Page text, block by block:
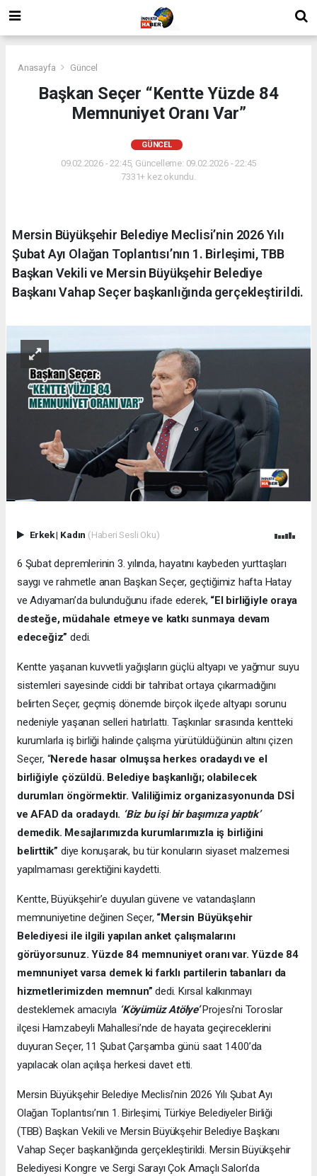
Anasayfa Güncel
Başkan Seçer “Kentte Yüzde 84
Memnuniyet Oranı Var”
GÜNCEL
09.02.2026 - 22:45, Güncelleme: 09.02.2026 - 22:45
7331+ kez okundu.
Mersin Büyükşehir Belediye Meclisi’nin 2026 Yılı
Şubat Ayı Olağan Toplantısı’nın 1. Birleşimi, TBB
Başkan Vekili ve Mersin Büyükşehir Belediye
Başkanı Vahap Seçer başkanlığında gerçekleştirildi.
Erkek| Kadın (Haberi Sesli Oku)
6 Şubat depremlerinin 3. yılında, hayatını kaybeden yurttaşları
saygı ve rahmetle anan Başkan Seçer, geçtiğimiz hafta Hatay
ve Adıyaman’da bulunduğunu ifade ederek, “El birliğiyle oraya
desteğe, müdahale etmeye ve katkı sunmaya devam
edeceğiz”dedi.
Kentte yaşanan kuvvetli yağışların güçlü altyapı ve yağmur suyu
sistemleri sayesinde ciddi bir tahribat ortaya çıkarmadığını
belirten Seçer, geçmiş dönemde birçok ilçede altyapı sorunu
nedeniyle yaşanan selleri hatırlattı. Taşkınlar sırasında kentteki
kurumlarla iş birliği halinde çalışma yürütüldüğünün altını çizen
Seçer, “Nerede hasar olmuşsa herkes oradaydı ve el
birliğiyle çözüldü. Belediye başkanlığı; olabilecek
durumları öngörmektir. Valiliğimiz organizasyonunda DSİ
ve AFAD da oradaydı. ‘Biz bu işi bir başımıza yaptık’
demedik. Mesajlarımızda kurumlarımızla iş birliğini
belirttik” diye konuşarak, bu tür konuların siyaset malzemesi
yapılmaması gerektiğini kaydetti.
Kentte, Büyükşehir’e duyulan güvene ve vatandaşların
memnuniyetine değinen Seçer, “Mersin Büyükşehir
Belediyesi ile ilgili yapılan anket çalışmalarını
görüyorsunuz. Yüzde 84 memnuniyet oranı var. Yüzde 84
memnuniyet varsa demek ki farklı partilerin tabanları da
hizmetlerimizden memnun” dedi. Kırsal kalkınmayı
desteklemek amacıyla ‘Köyümüz Atölye’Projesi’ni Toroslar
ilçesi Hamzabeyli Mahallesi’nde de hayata geçireceklerini
duyuran Seçer, 11 Şubat Çarşamba günü saat 14.00’da
yapılacak olan açılışa herkesi davet etti.
Mersin Büyükşehir Belediye Meclisi’nin 2026 Yılı Şubat Ayı
Olağan Toplantısı’nın 1. Birleşimi, Türkiye Belediyeler Birliği
(TBB) Başkan Vekili ve Mersin Büyükşehir Belediye Başkanı
Vahap Seçer başkanlığında gerçekleştirildi. Mersin Büyükşehir
Belediyesi Kongre ve Sergi Sarayı Çok Amaçlı Salon’da